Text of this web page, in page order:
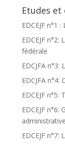
Etudes et
EDCEJF n°1
EDCEJF
fédérale
EDCJFA
EDCJFA
EDCEJF
EDCEJF
EDCEJF